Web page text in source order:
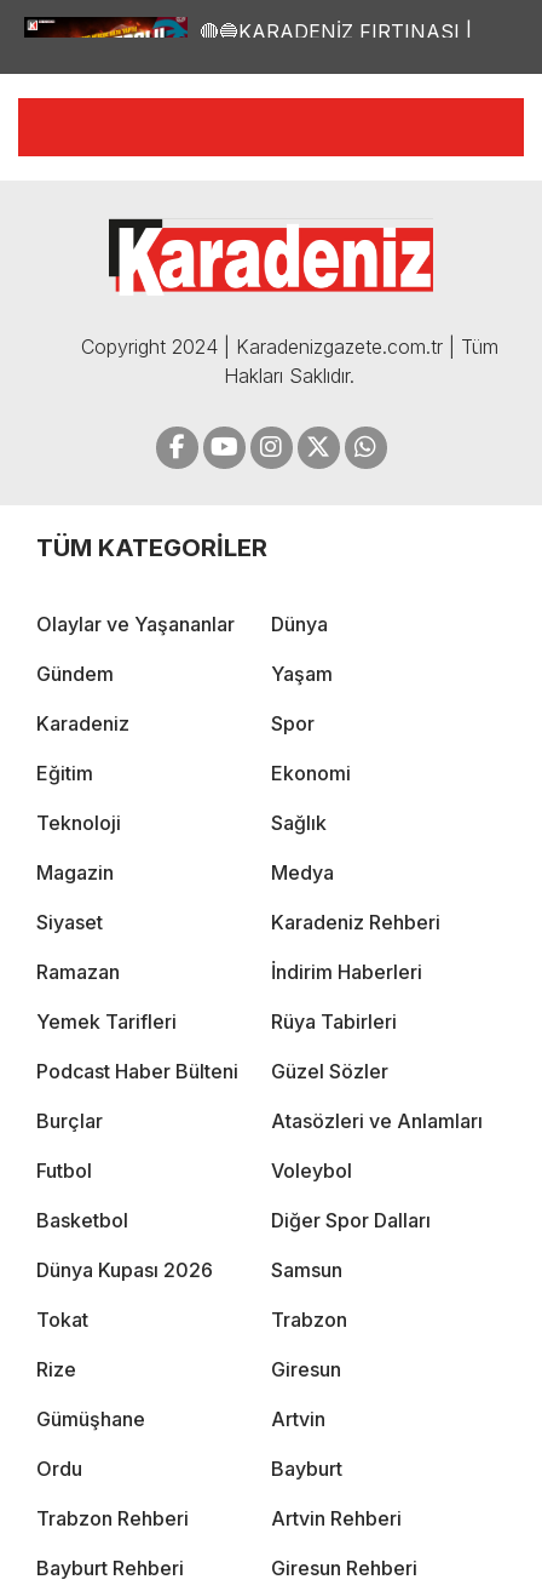
🔴🔵KARADENİZ FIRTINASI |
🔴🔵KARADENİZ FIRTINASI |
05.12.2024
Copyright 2024 | Karadenizgazete.com.tr | Tüm
Hakları Saklıdır.
TÜM KATEGORİLER
Olaylar ve Yaşananlar Dünya
Gündem Yaşam
Karadeniz Spor
Eğitim Ekonomi
Teknoloji Sağlık
Magazin Medya
Siyaset Karadeniz Rehberi
Ramazan İndirim Haberleri
Yemek Tarifleri Rüya Tabirleri
Podcast Haber Bülteni Güzel Sözler
Burçlar Atasözleri ve Anlamları
Futbol Voleybol
Basketbol Diğer Spor Dalları
Dünya Kupası 2026 Samsun
Tokat Trabzon
Rize Giresun
Gümüşhane Artvin
Ordu Bayburt
Trabzon Rehberi Artvin Rehberi
Bayburt Rehberi Giresun Rehberi